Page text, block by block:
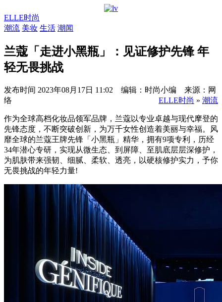
ELLE时尚
潮流 美妆 生活 潮闻
兰蔻「走进小黑瓶」：见证修护先锋 年
轻无畏挑战
发布时间 2023年08月17日 11:02 编辑：时尚小编 来源：网
络
ELLE时尚 » 潮流
作为全球高档化妆品领军品牌，兰蔻以专业卓越与现代摩登的
先锋态度，不断突破创新，为万千女性创造着美丽与幸福。风
靡全球的兰蔻王牌先锋「小黑瓶」精华，拥有9项专利，历经
34年潜心专研，实现从微生态、到屏障、至肌底层层深修护，
为肌肤带来强韧、细腻、柔软、透亮，以硬核修护实力，予你
无畏挑战的年轻力量!